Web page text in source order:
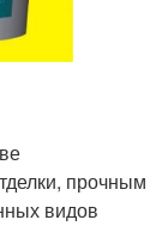
прочным
видов